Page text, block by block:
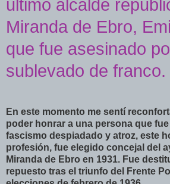
ultimo alcalde
Miranda de Ebro,
que fue asesinado
sublevado de franco.
En este momento me sentí
poder honrar a una persona que
fascismo despiadado y atroz, este
profesión, fue elegido concejal del
Miranda de Ebro en 1931. Fue
repuesto tras el triunfo del Frente